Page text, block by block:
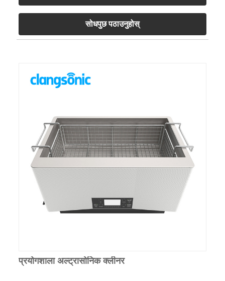
सोधपुछ पठाउनुहोस्
प्रयोगशाला अल्ट्रासोनिक क्लीनर